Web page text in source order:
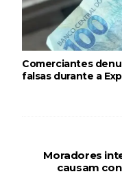
Comerciantes
falsas durante a
Moradores
causam